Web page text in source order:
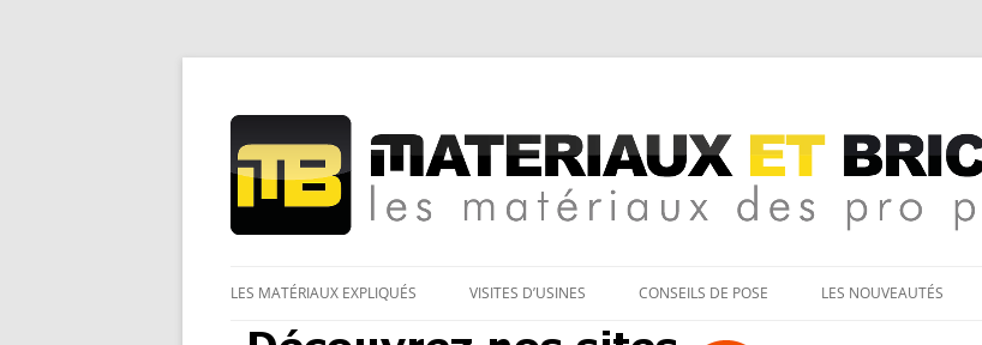
Matériaux et bricolage
au
LES MATÉRIAUX EXPLIQUÉS VISITES D’USINES CONSEILS DE POSE LES NOUVEAUTÉS